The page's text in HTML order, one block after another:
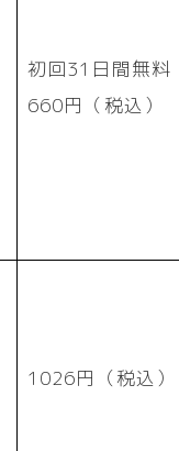
初回31日間無料
660円（税込）
1026円（税込）